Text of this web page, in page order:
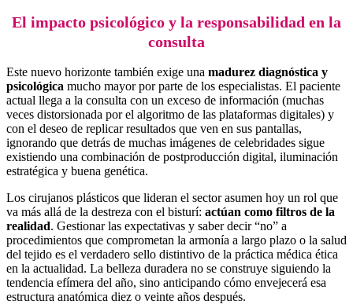
El impacto psicológico y la responsabilidad en la
consulta
Este nuevo horizonte también exige una madurez diagnóstica y
psicológica mucho mayor por parte de los especialistas. El paciente
actual llega a la consulta con un exceso de información (muchas
veces distorsionada por el algoritmo de las plataformas digitales) y
con el deseo de replicar resultados que ven en sus pantallas,
ignorando que detrás de muchas imágenes de celebridades sigue
existiendo una combinación de postproducción digital, iluminación
estratégica y buena genética.
Los cirujanos plásticos que lideran el sector asumen hoy un rol que
va más allá de la destreza con el bisturí: actúan como filtros de la
realidad. Gestionar las expectativas y saber decir “no” a
procedimientos que comprometan la armonía a largo plazo o la salud
del tejido es el verdadero sello distintivo de la práctica médica ética
en la actualidad. La belleza duradera no se construye siguiendo la
tendencia efímera del año, sino anticipando cómo envejecerá esa
estructura anatómica diez o veinte años después.